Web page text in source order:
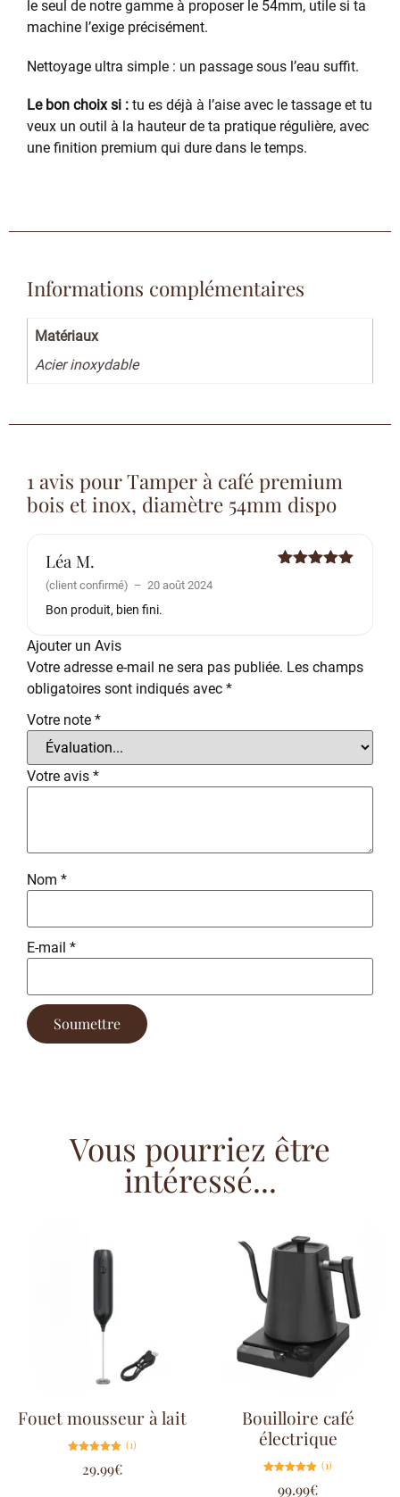
le seul de notre gamme à proposer le 54mm, utile si ta
machine l’exige précisément.
Nettoyage ultra simple : un passage sous l’eau suffit.
Le bon choix si : tu es déjà à l’aise avec le tassage et tu
veux un outil à la hauteur de ta pratique régulière, avec
une finition premium qui dure dans le temps.
Informations complémentaires
Matériaux
Acier inoxydable
1 avis pourTamper à café premium
bois et inox, diamètre 54mm dispo
Léa M.
(client confirmé) – 20 août 2024
Bon produit, bien fini.
Ajouter un Avis
Votre adresse e-mail ne sera pas publiée. Les champs
obligatoires sont indiqués avec *
Votre note *
Votre avis *
Nom *
E-mail *
Vous pourriez être
intéressé...
Fouet mousseur à lait
5.00
sur 5
(1)
29.99€
Bouilloire café
électrique
5.00
(1)
99.99€